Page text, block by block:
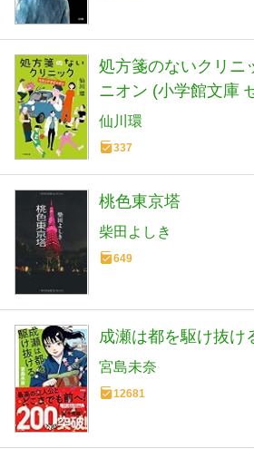
処方箋のないクリニ
ニオン (小学館文庫
仙川環
337
桃色東京塔
柴田よしき
649
成瀬は都を駆け抜け
宮島未奈
12681